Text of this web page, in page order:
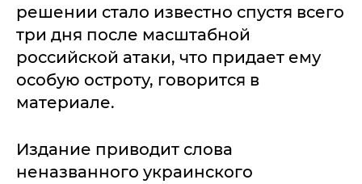
решении стало известно спустя всего
три дня после масштабной
российской атаки, что придает ему
особую остроту, говорится в
материале.
Издание приводит слова
неназванного украинского